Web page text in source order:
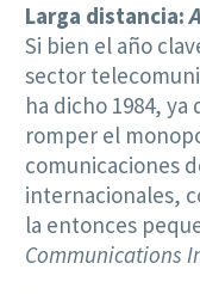
Larga distancia:
Si bien el año
sector
ha dicho 1984, ya
romper el
comunicaciones
internacionales,
la entonces
Communications